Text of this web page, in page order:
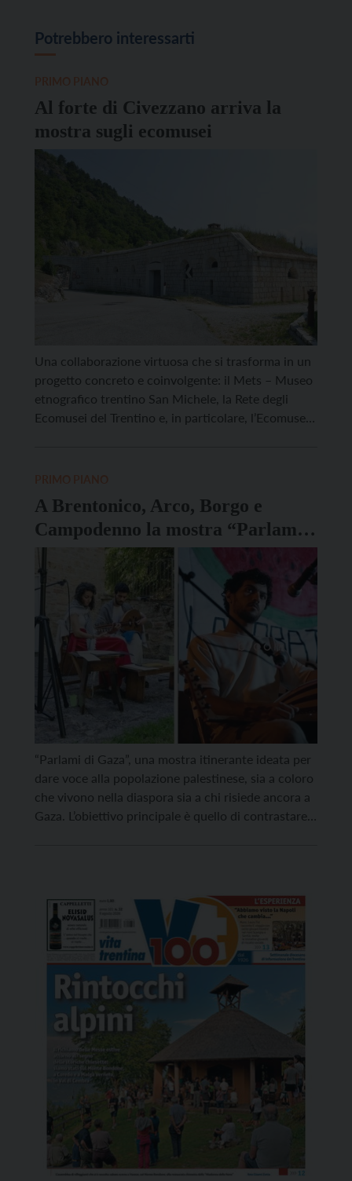
Potrebbero interessarti
Al forte di Civezzano arriva la
mostra sugli ecomusei
Una collaborazione virtuosa che si trasforma in un
progetto concreto e coinvolgente: il Mets – Museo
etnografico trentino San Michele, la Rete degli
Ecomusei del Trentino e, in particolare, l’Ecomuseo
A Brentonico, Arco, Borgo e
Campodenno la mostra “Parlami
di Gaza”
“Parlami di Gaza”, una mostra itinerante ideata per
dare voce alla popolazione palestinese, sia a coloro
che vivono nella diaspora sia a chi risiede ancora a
Gaza. L’obiettivo principale è quello di contrastare